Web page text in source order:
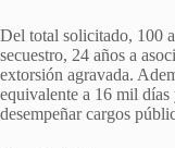
Del total solicitado, 100
secuestro, 24 años a
extorsión agravada.
equivalente a 16 mil
desempeñar cargos